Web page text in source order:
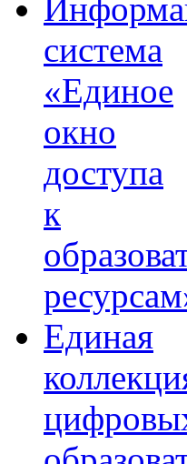
система
«Единое
окно
доступа
к
Единая